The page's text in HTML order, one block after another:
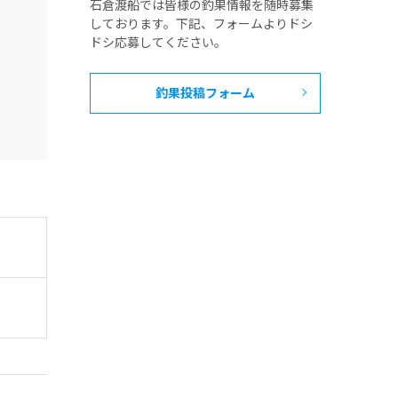
石倉渡船では皆様の釣果情報を随時募集
しております。下記、フォームよりドシ
ドシ応募してください。
釣果投稿フォーム